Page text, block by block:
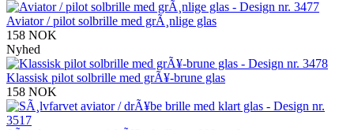
Aviator / pilot solbrille med grÃ¸nlige glas
158 NOK
Nyhed
Klassisk pilot solbrille med grÃ¥-brune glas
158 NOK